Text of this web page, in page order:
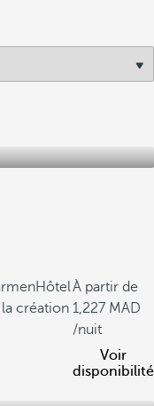
Hôtel
la création
À partir de
1,227
/nuit
Voir
disponibilité